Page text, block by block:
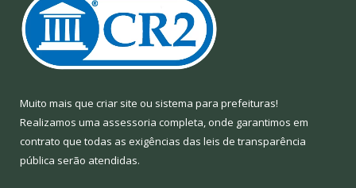
Muito mais que criar site ou sistema para prefeituras!
Realizamos uma assessoria completa, onde garantimos em
contrato que todas as exigências das leis de transparência
pública serão atendidas.